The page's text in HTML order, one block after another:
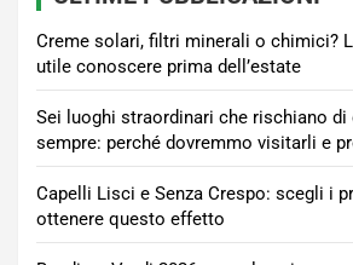
Creme solari, filtri minerali o chimici?
utile conoscere prima dell’estate
Sei luoghi straordinari che rischiano di
sempre: perché dovremmo visitarli e
Capelli Lisci e Senza Crespo: scegli i
ottenere questo effetto